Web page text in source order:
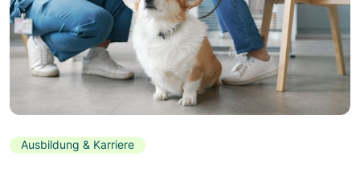
Ausbildung & Karriere